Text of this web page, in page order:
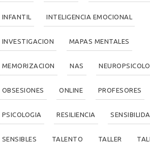
INFANTIL INTELIGENCIA EMOCIONAL
INVESTIGACION MAPAS MENTALES
MEMORIZACION NAS
OBSESIONES ONLINE PROFESORES
PSICOLOGIA RESILIENCIA
SENSIBLES TALENTO TALLER